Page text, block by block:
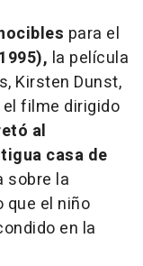
para el
la película
Kirsten Dunst,
el filme dirigido
al
casa de
sobre la
que el niño
en la